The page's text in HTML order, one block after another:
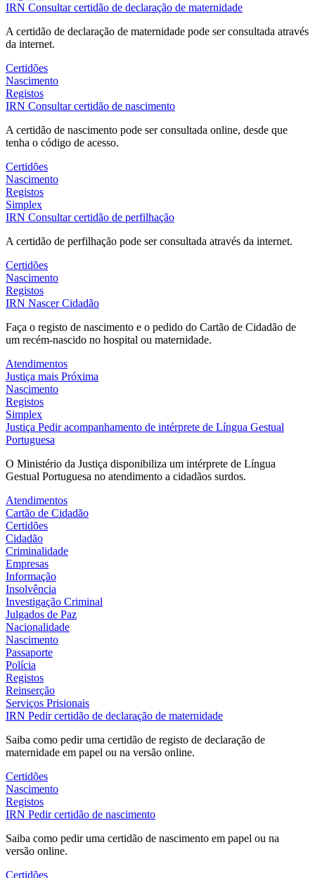
IRN Consultar certidão de declaração de maternidade
A certidão de declaração de maternidade pode ser consultada através
da internet.
Certidões
Nascimento
Registos
IRN Consultar certidão de nascimento
A certidão de nascimento pode ser consultada online, desde que
tenha o código de acesso.
Certidões
Nascimento
Registos
Simplex
IRN Consultar certidão de perfilhação
A certidão de perfilhação pode ser consultada através da internet.
Certidões
Nascimento
Registos
IRN Nascer Cidadão
Faça o registo de nascimento e o pedido do Cartão de Cidadão de
um recém-nascido no hospital ou maternidade.
Atendimentos
Justiça mais Próxima
Nascimento
Registos
Simplex
Justiça Pedir acompanhamento de intérprete de Língua Gestual
Portuguesa
O Ministério da Justiça disponibiliza um intérprete de Língua
Gestual Portuguesa no atendimento a cidadãos surdos.
Atendimentos
Cartão de Cidadão
Certidões
Cidadão
Criminalidade
Empresas
Informação
Insolvência
Investigação Criminal
Julgados de Paz
Nacionalidade
Nascimento
Passaporte
Polícia
Registos
Reinserção
Serviços Prisionais
IRN Pedir certidão de declaração de maternidade
Saiba como pedir uma certidão de registo de declaração de
maternidade em papel ou na versão online.
Certidões
Nascimento
Registos
IRN Pedir certidão de nascimento
Saiba como pedir uma certidão de nascimento em papel ou na
versão online.
Certidões